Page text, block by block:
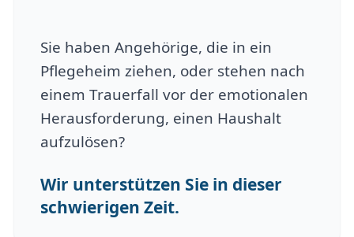
Sie haben Angehörige, die in ein
Pflegeheim ziehen, oder stehen nach
einem Trauerfall vor der emotionalen
Herausforderung, einen Haushalt
aufzulösen?
Wir unterstützen Sie in dieser
schwierigen Zeit.